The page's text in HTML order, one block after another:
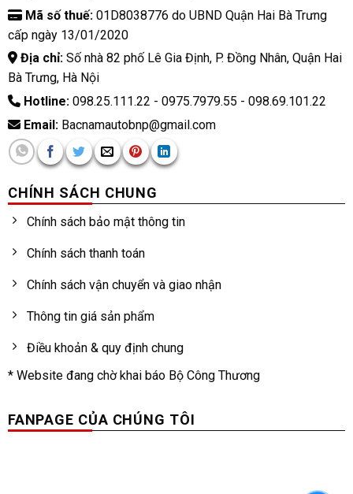
Mã số thuế:01D8038776 do UBND Quận Hai Bà Trưng
cấp ngày 13/01/2020
Địa chỉ:Số nhà 82 phố Lê Gia Định, P. Đồng Nhân, Quận Hai
Bà Trưng, Hà Nội
Hotline:098.25.111.22 - 0975.7979.55 - 098.69.101.22
Email:Bacnamautobnp@gmail.com
CHÍNH SÁCH CHUNG
Chính sách bảo mật thông tin
Chính sách thanh toán
Chính sách vận chuyển và giao nhận
Thông tin giá sản phẩm
Điều khoản & quy định chung
* Website đang chờ khai báo Bộ Công Thương
FANPAGE CỦA CHÚNG TÔI